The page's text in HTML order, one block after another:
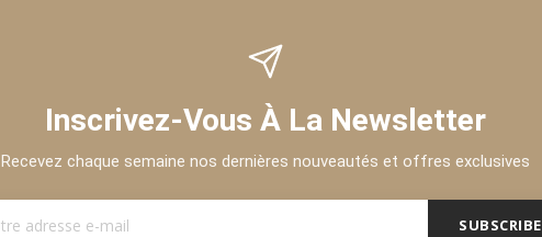
Inscrivez-Vous À La Newsletter
Recevez chaque semaine nos dernières nouveautés et offres exclusives
SUBSCRIBE